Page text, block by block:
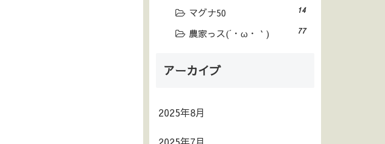
マグナ50 14
農家っス(´・ω・｀) 77
アーカイブ
2025年8月
2025年7月